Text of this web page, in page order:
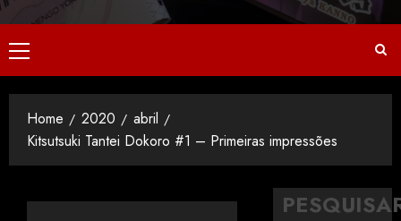
Home 2020
abril
Kitsutsuki Tantei Dokoro #1 – Primeiras impressões